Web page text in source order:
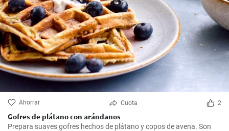
Ahorrar Cuota 2
Gofres de plátano con arándanos
Prepara suaves gofres hechos de plátano y copos de avena. Son